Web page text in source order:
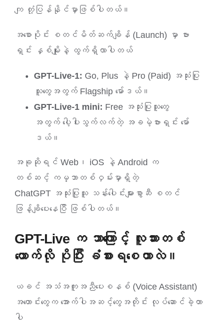
ကျ တုံ့ပြန်နိုင်မှာဖြစ်ပါတယ်။
အစောပိုင်း စတင်မိတ်ဆက်ချိန် (Launch) မှာ ဗား
ရှင်း နှစ်မျိုးနဲ့ ထွက်ရှိလာပါတယ်
GPT-Live-1: Go, Plus နဲ့ Pro (Paid) အသုံးပြု
သူတွေအတွက် Flagship မော်ဒယ်။
GPT-Live-1 mini: Free အသုံးပြုသူတွေ
အတွက် ပေါ့ပါးသွက်လက်တဲ့ အခမဲ့ဗားရှင်း မော်
ဒယ်။
အခုဆိုရင် Web၊ iOS နဲ့ Android က
တစ်ဆင့် ကမ္ဘာတစ်ဝှမ်းမှာရှိတဲ့
ChatGPT အသုံးပြုသူ သန်းပေါင်းများစွာဆီ စတင်
ဖြန့်ချိပေးနေပြီ ဖြစ်ပါတယ်။
GPT-Live က ဘာကြောင့် လူသားတစ်
ယောက်လို ပိုပြီး ခံစားရစေတာလဲ။
ယခင် အသံအကူအညီပေးစနစ် (Voice Assistant)
အဟောင်းတွေက အောက်ပါအဆင့်တွေအတိုင်း လုပ်ဆောင်ခဲ့တာ
ပါ